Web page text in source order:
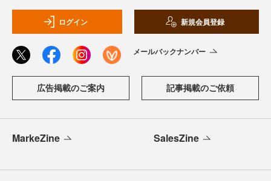
ログイン 新規会員登録
メールバックナンバー
広告掲載のご案内 記事掲載のご依頼
MarkeZine SalesZine